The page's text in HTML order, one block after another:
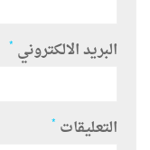
البريد الالكتروني *
التعليقات *